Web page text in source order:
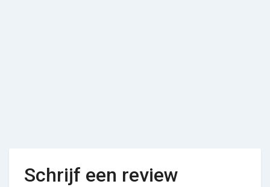
Schrijf een review